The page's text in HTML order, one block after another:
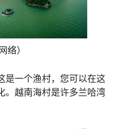
络）
是一个渔村，您可以在这
。越南海村是许多兰哈湾